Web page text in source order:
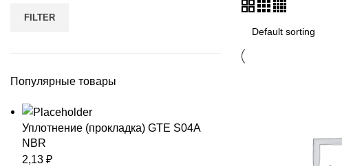
FILTER
Популярные товары
Уплотнение (прокладка) GTE S04A
NBR
2,13 ₽